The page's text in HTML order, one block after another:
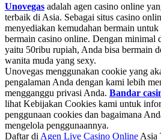
Unovegas adalah agen casino online
terbaik di Asia. Sebagai situs casino
menyediakan kemudahan bermain
bermain casino online. Dengan minimal
yaitu 50ribu rupiah, Anda bisa bermain
wanita muda yang sexy.
Unovegas menggunakan cookie yang
pengalaman Anda dengan kami lebih
mengganggu privasi Anda. Bandar
lihat Kebijakan Cookies kami untuk
penggunaan cookies dan bagaimana
mengelola penggunaannya.
Daftar di Agen Live Casino Online Asia